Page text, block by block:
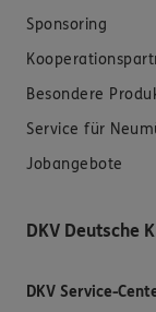
Sponsoring
Besondere
Service für
Jobangebote
DKV Deutsche
DKV Service-